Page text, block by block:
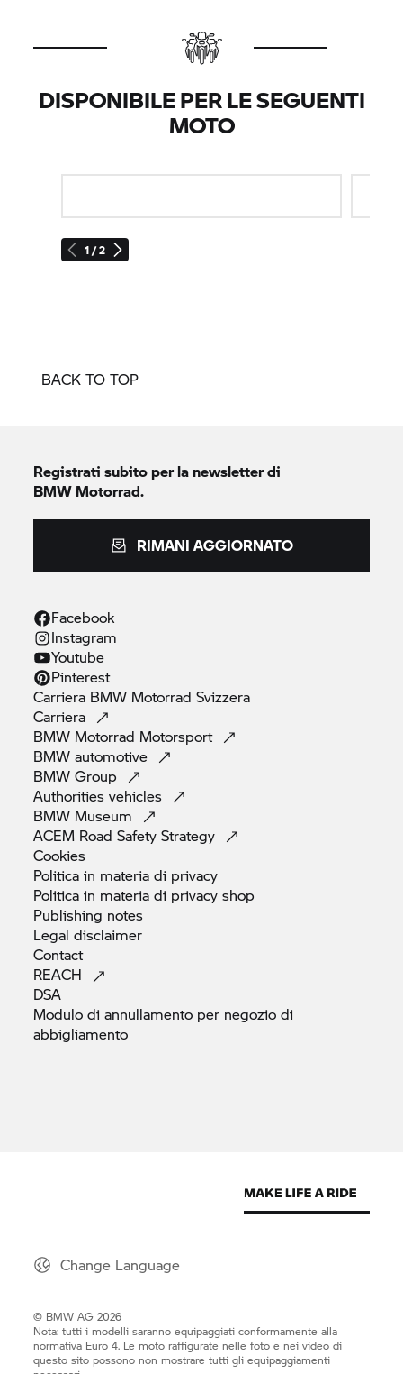
DISPONIBILE PER LE SEGUENTI
MOTO
1 / 2
BACK TO TOP
Registrati subito per la newsletter di
BMW Motorrad.
RIMANI AGGIORNATO
Facebook
Instagram
Youtube
Pinterest
Carriera BMW Motorrad Svizzera
Carriera
BMW Motorrad Motorsport
BMWautomotive
BMWGroup
Authoritiesvehicles
BMW Museum
ACEM Road SafetyStrategy
Cookies
Politica in materia di privacy
Politica in materia di privacyshop
Publishing notes
Legaldisclaimer
Contact
REACH
DSA
Modulo di annullamento per negozio di
abbigliamento
Change Language
© BMW AG 2026
Nota: tutti i modelli saranno equipaggiati conformamente alla
normativa Euro 4. Le moto raffigurate nelle foto e nei video di
questo sito possono non mostrare tutti gli equipaggiamenti